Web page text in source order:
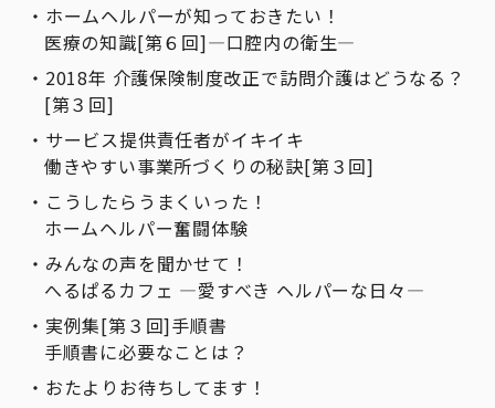
ホームヘルパーが知っておきたい！
医療の知識[第６回]―口腔内の衛生―
2018年 介護保険制度改正で訪問介護はどうなる？
[第３回]
サービス提供責任者がイキイキ
働きやすい事業所づくりの秘訣[第３回]
こうしたらうまくいった！
ホームヘルパー奮闘体験
みんなの声を聞かせて！
へるぱるカフェ ―愛すべき ヘルパーな日々―
実例集[第３回]手順書
手順書に必要なことは？
おたよりお待ちしてます！